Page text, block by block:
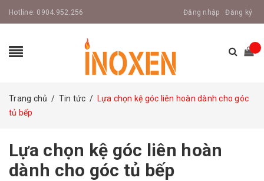
Hotline: 0904.952.256 Đăng nhập Đăng ký
Trang chủ / Tin tức / Lựa chọn kệ góc liên hoàn dành cho góc
tủ bếp
Lựa chọn kệ góc liên hoàn
dành cho góc tủ bếp